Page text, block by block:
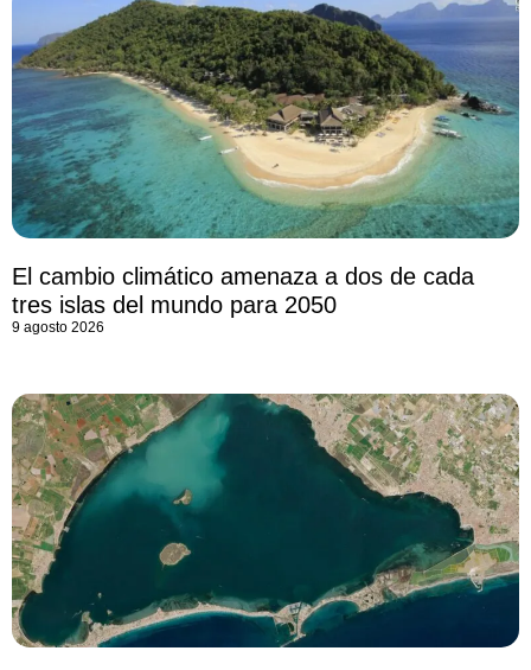
El cambio climático amenaza a dos de cada
tres islas del mundo para 2050
9 agosto 2026